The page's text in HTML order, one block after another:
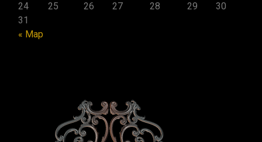
« Мар
24
25 26 27 28 29
30
31